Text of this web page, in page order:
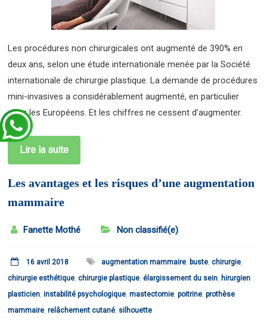
Les procédures non chirurgicales ont augmenté de 390% en
deux ans, selon une étude internationale menée par la Société
internationale de chirurgie plastique. La demande de procédures
mini-invasives a considérablement augmenté, en particulier
chez les Européens. Et les chiffres ne cessent d’augmenter.
Lire la suite
Les avantages et les risques d’une augmentation
mammaire
Fanette Mothé Non classifié(e)
16 avril 2018 augmentation mammaire buste ,chirurgie
chirurgie esthétique ,chirurgie plastique ,élargissement du sein hirurgien
plasticien ,instabilité psychologique ,mastectomie ,poitrine ,prothèse
mammaire ,relâchement cutané silhouette